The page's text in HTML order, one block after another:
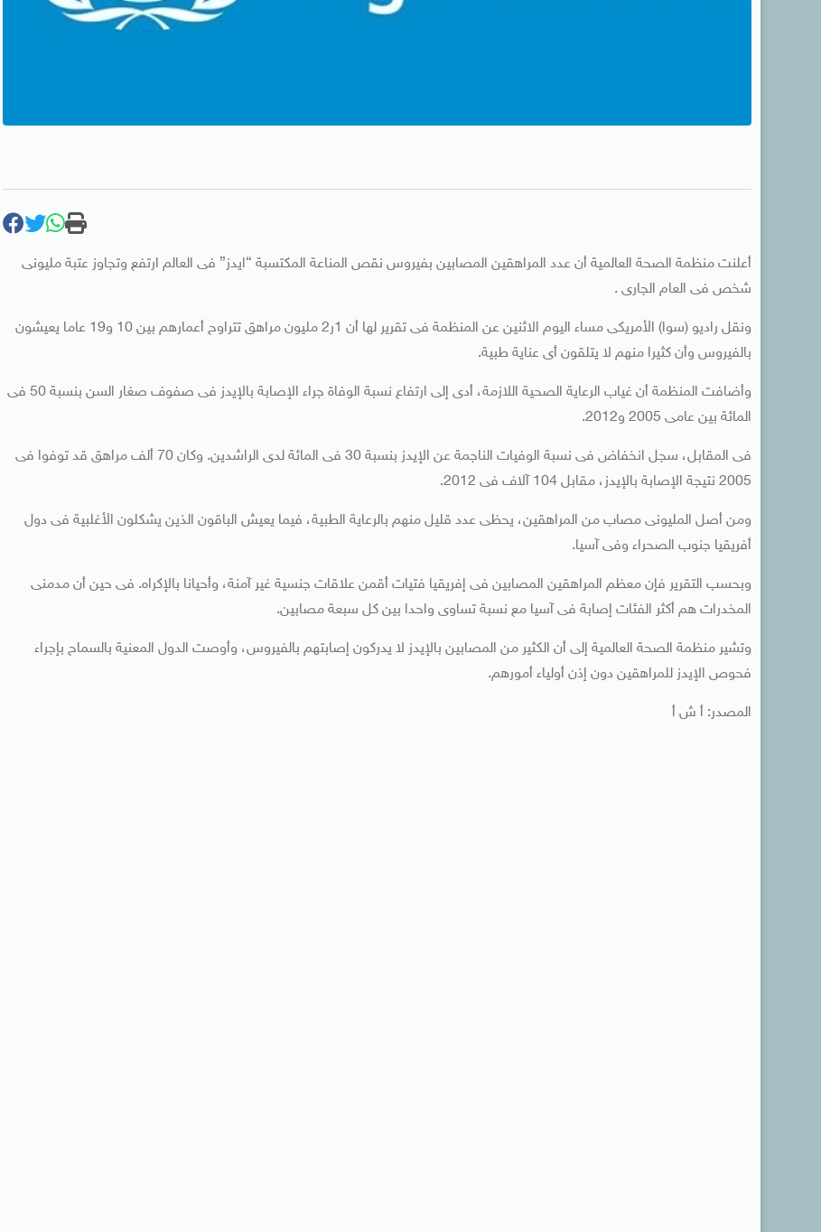
أعلنت منظمة الصحة العالمية أن عدد المراهقين المصابين بفيروس نقص المناعة المكتسبة “ايدز” فى العالم ارتفع وتجاوز عتبة مليونى
شخص فى العام الجارى .
ونقل راديو (سوا) الأمريكى مساء اليوم الاثنين عن المنظمة فى تقرير لها أن 1ر2 مليون مراهق تتراوح أعمارهم بين 10 و19 عاما يعيشون
بالفيروس وأن كثيرا منهم لا يتلقون أى عناية طبية.
وأضافت المنظمة أن غياب الرعاية الصحية اللازمة، أدى إلى ارتفاع نسبة الوفاة جراء الإصابة بالإيدز فى صفوف صغار السن بنسبة 50 فى
المائة بين عامى 2005 و2012.
فى المقابل، سجل انخفاض فى نسبة الوفيات الناجمة عن الإيدز بنسبة 30 فى المائة لدى الراشدين. وكان 70 ألف مراهق قد توفوا فى
2005 نتيجة الإصابة بالإيدز، مقابل 104 آلاف فى 2012.
ومن أصل المليونى مصاب من المراهقين، يحظى عدد قليل منهم بالرعاية الطبية، فيما يعيش الباقون الذين يشكلون الأغلبية فى دول
أفريقيا جنوب الصحراء وفى آسيا.
وبحسب التقرير فإن معظم المراهقين المصابين فى إفريقيا فتيات أقمن علاقات جنسية غير آمنة، وأحيانا بالإكراه. فى حين أن مدمنى
المخدرات هم أكثر الفئات إصابة فى آسيا مع نسبة تساوى واحدا بين كل سبعة مصابين.
وتشير منظمة الصحة العالمية إلى أن الكثير من المصابين بالإيدز لا يدركون إصابتهم بالفيروس، وأوصت الدول المعنية بالسماح بإجراء
فحوص الإيدز للمراهقين دون إذن أولياء أمورهم.
المصدر: أ ش أ